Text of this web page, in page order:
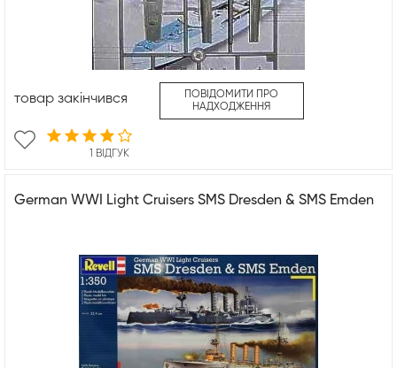
1 ВІДГУК
товар закінчився
ПОВІДОМИТИ ПРО
НАДХОДЖЕННЯ
German WWI Light Cruisers SMS Dresden & SMS Emden